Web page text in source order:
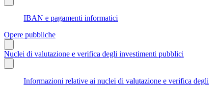
IBAN e pagamenti informatici
Opere pubbliche
Nuclei di valutazione e verifica degli investimenti pubblici
Informazioni relative ai nuclei di valutazione e verifica degli